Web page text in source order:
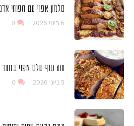
סלמון אפוי עם תפוחי
6 ביוני 2026 0
חזה עוף שלם אפוי בתנור
5 ביוני 2026 0